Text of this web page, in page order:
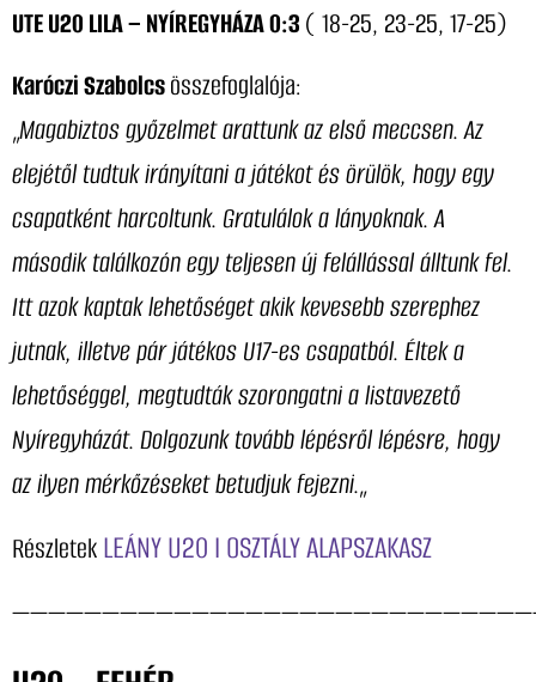
UTE U20 LILA – NYÍREGYHÁZA 0:3( 18-25, 23-25, 17-25)
Karóczi Szabolcsösszefoglalója:
„Magabiztos győzelmet arattunk az első meccsen. Az
elejétől tudtuk irányítani a játékot és örülök, hogy egy
csapatként harcoltunk. Gratulálok a lányoknak. A
második találkozón egy teljesen új felállással álltunk fel.
Itt azok kaptak lehetőséget akik kevesebb szerephez
jutnak, illetve pár játékos U17-es csapatból. Éltek a
lehetőséggel, megtudták szorongatni a listavezető
Nyíregyházát. Dolgozunk tovább lépésről lépésre, hogy
az ilyen mérkőzéseket betudjuk fejezni.„
RészletekLEÁNY U20 I OSZTÁLY ALAPSZAKASZ